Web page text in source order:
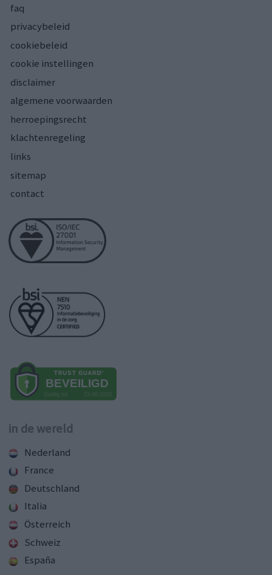
faq
privacybeleid
cookiebeleid
cookie instellingen
disclaimer
algemene voorwaarden
herroepingsrecht
klachtenregeling
links
sitemap
contact
in de wereld
Nederland
France
Deutschland
Italia
Österreich
Schweiz
España